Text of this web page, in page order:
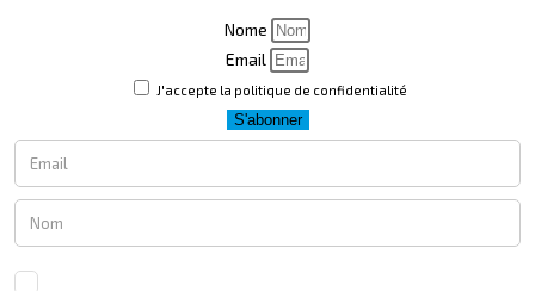
Nome
Email
J'accepte la politique de confidentialité
S'abonner